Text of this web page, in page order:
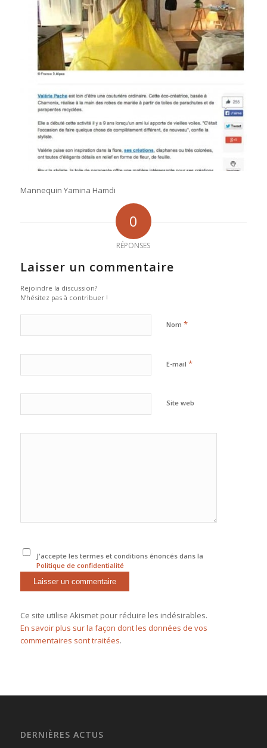
Mannequin Yamina Hamdi
0
RÉPONSES
Laisser un commentaire
Rejoindre la discussion?
N’hésitez pas à contribuer !
Nom *
E-mail *
Site web
J'accepte les termes et conditions énoncés dans la
Politique de confidentialité
Ce site utilise Akismet pour réduire les indésirables.
En savoir plus sur la façon dont les données de vos
commentaires sont traitées.
DERNIÈRES ACTUS